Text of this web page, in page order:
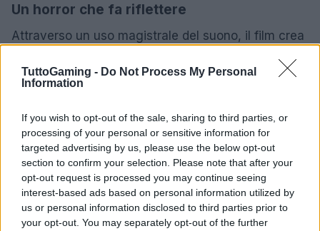
TuttoGaming - Do Not Process My Personal
Information
If you wish to opt-out of the sale, sharing to third parties, or
processing of your personal or sensitive information for
targeted advertising by us, please use the below opt-out
section to confirm your selection. Please note that after your
opt-out request is processed you may continue seeing
interest-based ads based on personal information utilized by
us or personal information disclosed to third parties prior to
your opt-out. You may separately opt-out of the further
Un horror che fa riflettere
Attraverso un uso magistrale del suono, il film crea
e il disagio. La rappresentazione di violenze
dei film più disturbanti del genere.
Hereditary e l’eredità del male
Vari elementi contribuiscono a creare l’orrore:
l’anticipazione, la suspense, l’ignoto e
l’imprevedibilità. Suoni inquietanti, illuminazione